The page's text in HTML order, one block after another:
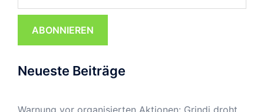
ABONNIEREN
Neueste Beiträge
Warnung vor organisierten Aktionen: Grindi droht